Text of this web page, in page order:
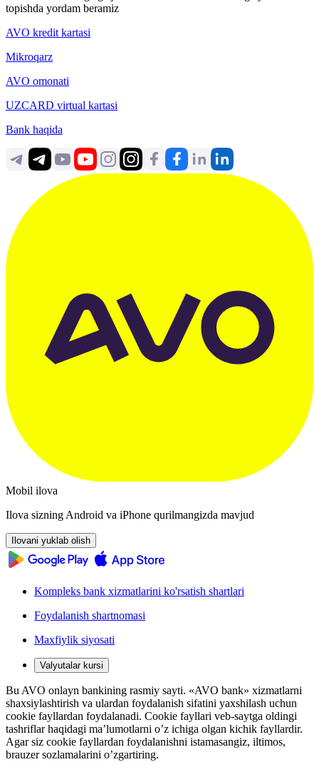
topishda yordam beramiz
AVO kredit kartasi
Mikroqarz
AVO omonati
UZCARD virtual kartasi
Bank haqida
Mobil ilova
Ilova sizning Android va iPhone qurilmangizda mavjud
Ilovani yuklab olish
Kompleks bank xizmatlarini ko'rsatish shartlari
Foydalanish shartnomasi
Maxfiylik siyosati
Valyutalar kursi
Bu AVO onlayn bankining rasmiy sayti. «AVO bank» xizmatlarni
shaxsiylashtirish va ulardan foydalanish sifatini yaxshilash uchun
cookie fayllardan foydalanadi. Cookie fayllari veb-saytga oldingi
tashriflar haqidagi ma’lumotlarni o’z ichiga olgan kichik fayllardir.
Agar siz cookie fayllardan foydalanishni istamasangiz, iltimos,
brauzer sozlamalarini o’zgartiring.